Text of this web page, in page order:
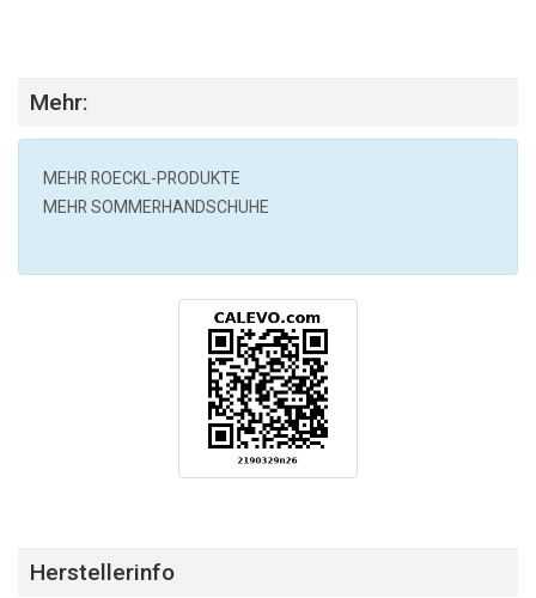
Mehr:
MEHR ROECKL -PRODUKTE
MEHR SOMMERHANDSCHUHE
Herstellerinfo